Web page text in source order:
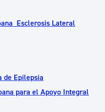
Esclerosis Lateral
de Epilepsia
para el Apoyo Integral